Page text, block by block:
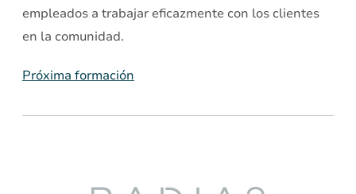
empleados a trabajar eficazmente con los clientes
en la comunidad.
Próxima formación